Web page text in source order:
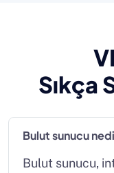
Sıkça
Bulut sunucu
Bulut sunucu,